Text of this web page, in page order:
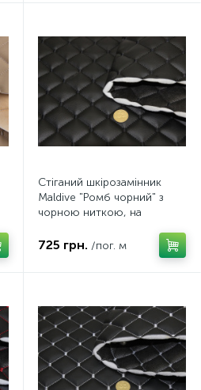
Стіганий шкірозамінник
Maldive "Ромб чорний" з
чорною ниткою, на
ширина 1,35м Туреччина
725 грн. /пог. м